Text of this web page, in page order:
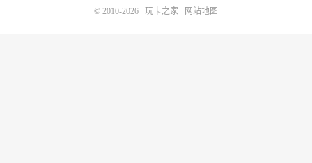
© 2010-2026 玩卡之家 网站地图